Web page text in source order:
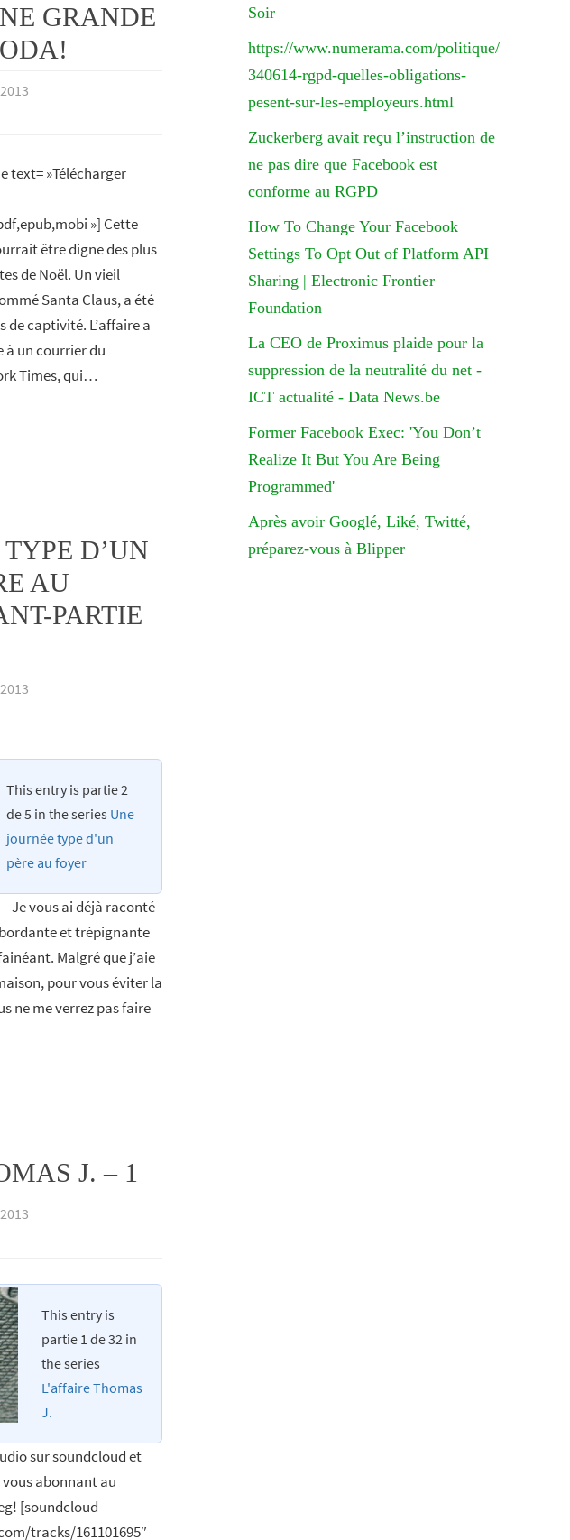
GRANDE
text= »Télécharger
»] Cette
être digne des plus
de Noël. Un vieil
Santa Claus, a été
de captivité. L’affaire a
à un courrier du
Times, qui…
D’UN
AU
PARTIE
This entry is partie 2
de 5 in the series Une
journée type d'un
père au foyer
Je vous ai déjà raconté
et trépignante
Malgré que j’aie
pour vous éviter la
ne me verrez pas faire
J. – 1
This entry is
partie 1 de 32 in
the series
L'affaire Thomas
J.
sur soundcloud et
abonnant au
[soundcloud
tracks/161101695″
Soir
https://www.numerama.com/politique/
340614-rgpd-quelles-obligations-
pesent-sur-les-employeurs.html
Zuckerberg avait reçu l’instruction de
ne pas dire que Facebook est
conforme au RGPD
How To Change Your Facebook
Settings To Opt Out of Platform API
Sharing | Electronic Frontier
Foundation
La CEO de Proximus plaide pour la
suppression de la neutralité du net -
ICT actualité - Data News.be
Former Facebook Exec: 'You Don’t
Realize It But You Are Being
Programmed'
Après avoir Googlé, Liké, Twitté,
préparez-vous à Blipper